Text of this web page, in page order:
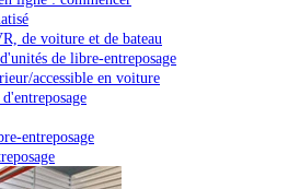
de voiture et de bateau
de libre-entreposage
accessible en voiture
entreposage